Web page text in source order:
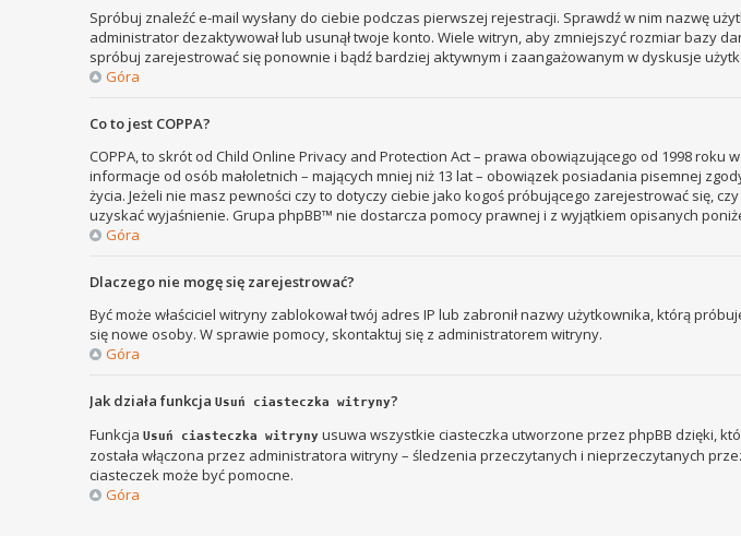
Spróbuj znaleźć e-mail wysłany do ciebie podczas pierwszej rejestracji. Sprawdź w nim nazwę
administrator dezaktywował lub usunął twoje konto. Wiele witryn, aby zmniejszyć rozmiar bazy
spróbuj zarejestrować się ponownie i bądź bardziej aktywnym i zaangażowanym w dyskusje
Góra
Co to jest COPPA?
COPPA, to skrót od Child Online Privacy and Protection Act – prawa obowiązującego od 1998
informacje od osób małoletnich – mających mniej niż 13 lat – obowiązek posiadania pisemnej
życia. Jeżeli nie masz pewności czy to dotyczy ciebie jako kogoś próbującego zarejestrować się,
uzyskać wyjaśnienie. Grupa phpBB™ nie dostarcza pomocy prawnej i z wyjątkiem opisanych
Góra
Dlaczego nie mogę się zarejestrować?
Być może właściciel witryny zablokował twój adres IP lub zabronił nazwy użytkownika, którą
się nowe osoby. W sprawie pomocy, skontaktuj się z administratorem witryny.
Góra
Jak działa funkcja Usuń ciasteczka witryny?
Funkcja Usuń ciasteczka witryny usuwa wszystkie ciasteczka utworzone przez phpBB dzięki,
została włączona przez administratora witryny – śledzenia przeczytanych i nieprzeczytanych
ciasteczek może być pomocne.
Góra